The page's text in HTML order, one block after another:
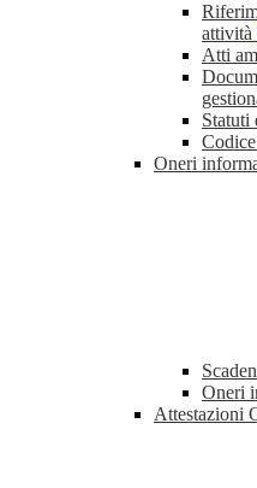
attività
Atti
Statuti
Oneri
Oneri
Attestazioni